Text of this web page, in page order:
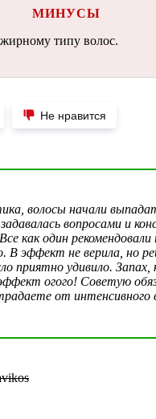
МИНУСЫ
типу волос.
Не нравится
волосы начали
вопросами и
как один
В эффект не верила, но
приятно удивило. Запах,
огого! Советую
от интенсивного